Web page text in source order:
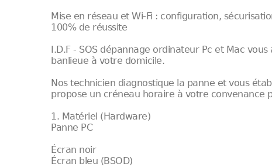
Mise en réseau et Wi-Fi : configuration,
100% de réussite
I.D.F - SOS dépannage ordinateur Pc et Mac
banlieue à votre domicile.
Nos technicien diagnostique la panne et vous
propose un créneau horaire à votre convenance
1. Matériel (Hardware)
Panne PC
Écran noir
Écran bleu (BSOD)